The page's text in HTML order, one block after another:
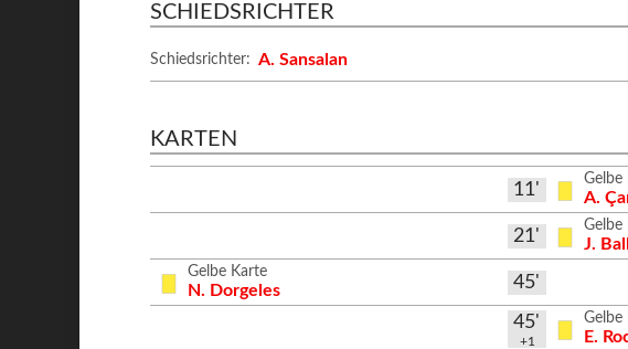
SCHIEDSRICHTER
Schiedsrichter: A. Sansalan
KARTEN
11'
Gelbe
A.
21'
Gelbe
J.
Gelbe Karte
N. Dorgeles
45'
45'
+1
Gelbe
E.